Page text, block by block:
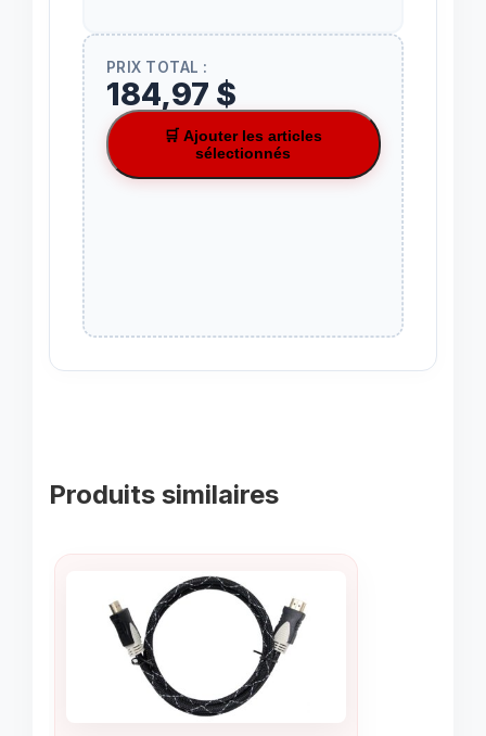
PRIX TOTAL :
184,97 $
🛒 Ajouter les articles
sélectionnés
Produits similaires